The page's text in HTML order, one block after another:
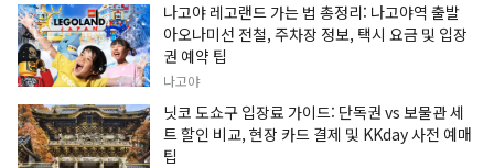
나고야 레고랜드 가는 법 총정리: 나고야역 출발
아오나미선 전철, 주차장 정보, 택시 요금 및 입장
권 예약 팁
나고야
닛코 도쇼구 입장료 가이드: 단독권 vs 보물관 세
트 할인 비교, 현장 카드 결제 및 KKday 사전 예매
팁